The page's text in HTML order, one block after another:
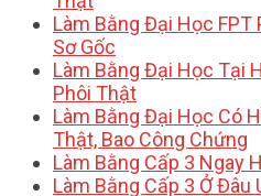
Làm Bằng Đại Học FPT
Sơ Gốc
Làm Bằng Đại Học Tại
Phôi Thật
Làm Bằng Đại Học Có
Thật, Bao Công Chứng
Làm Bằng Cấp 3 Ngay
Làm Bằng Cấp 3 Ở Đâu